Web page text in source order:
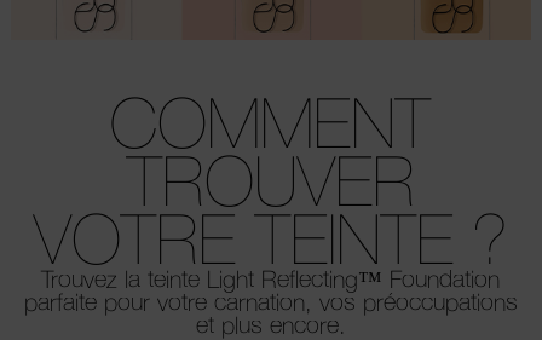
COMMENT
TROUVER
VOTRE TEINTE ?
Trouvez la teinte Light Reflecting™ Foundation
parfaite pour votre carnation, vos préoccupations
et plus encore.